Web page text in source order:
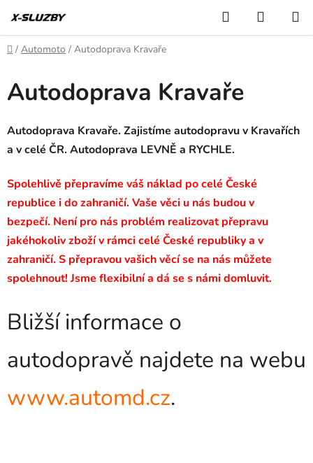
na
obsah
Hledat
KOŠÍK
Domů
/ Automoto / Autodoprava Kravaře
Autodoprava Kravaře
Autodoprava Kravaře. Zajistíme autodopravu v Kravařích
a v celé ČR. Autodoprava LEVNĚ a RYCHLE.
Spolehlivě přepravíme váš náklad po celé České
republice i do zahraničí. Vaše věci u nás budou v
bezpečí. Není pro nás problém realizovat přepravu
jakéhokoliv zboží v rámci celé České republiky a v
zahraničí. S přepravou vašich věcí se na nás můžete
spolehnout! Jsme flexibilní a dá se s námi domluvit.
Bližší informace o
autodopravě najdete na webu
www.automd.cz.